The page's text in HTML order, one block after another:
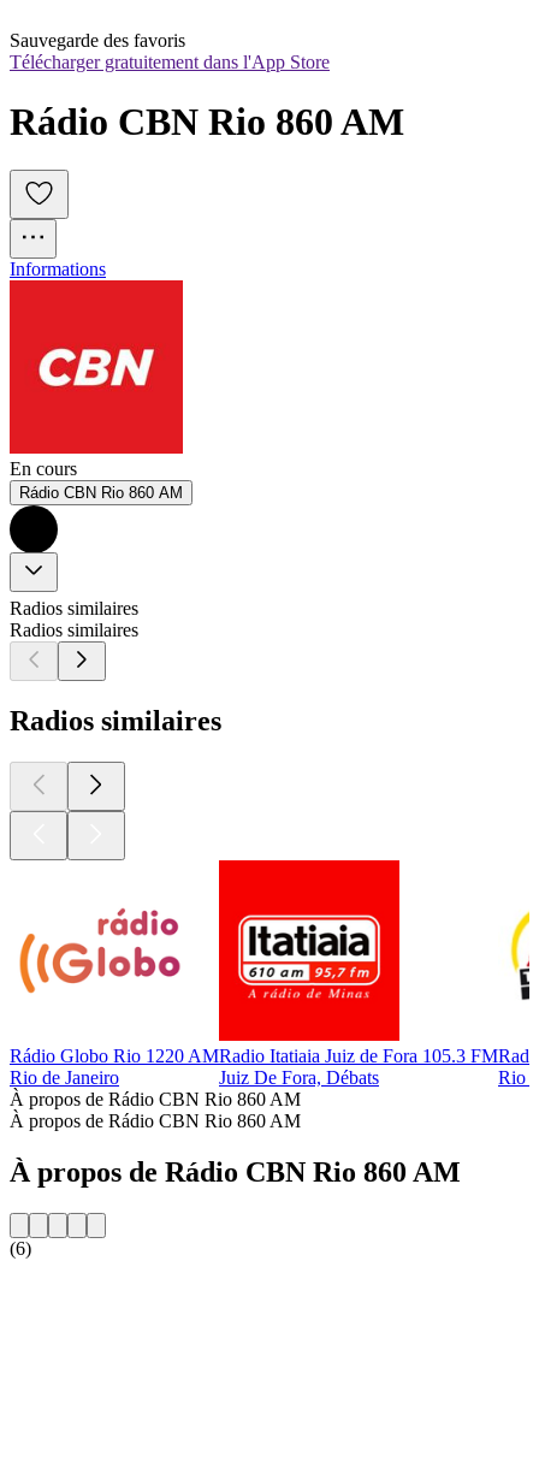
Sauvegarde des favoris
Télécharger gratuitement dans l'App Store
Rádio CBN Rio 860 AM
Informations
En cours
Rádio CBN Rio 860 AM
Radios similaires
Radios similaires
Radios similaires
Rádio Globo Rio 1220 AM
Rio de Janeiro
Radio Itatiaia Juiz de Fora 105.3 FM
Juiz De Fora, Débats
Rio
À propos de Rádio CBN Rio 860 AM
À propos de Rádio CBN Rio 860 AM
À propos de Rádio CBN Rio 860 AM
(6)